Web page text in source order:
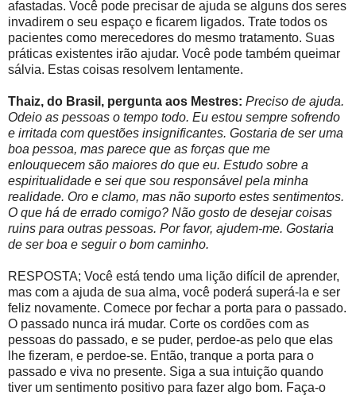
afastadas. Você pode precisar de ajuda se alguns dos seres
invadirem o seu espaço e ficarem ligados. Trate todos os
pacientes como merecedores do mesmo tratamento. Suas
práticas existentes irão ajudar. Você pode também queimar
sálvia. Estas coisas resolvem lentamente.
Thaiz, do Brasil, pergunta aos Mestres: Preciso de ajuda.
Odeio as pessoas o tempo todo. Eu estou sempre sofrendo
e irritada com questões insignificantes. Gostaria de ser uma
boa pessoa, mas parece que as forças que me
enlouquecem são maiores do que eu. Estudo sobre a
espiritualidade e sei que sou responsável pela minha
realidade. Oro e clamo, mas não suporto estes sentimentos.
O que há de errado comigo? Não gosto de desejar coisas
ruins para outras pessoas. Por favor, ajudem-me. Gostaria
de ser boa e seguir o bom caminho.
RESPOSTA; Você está tendo uma lição difícil de aprender,
mas com a ajuda de sua alma, você poderá superá-la e ser
feliz novamente. Comece por fechar a porta para o passado.
O passado nunca irá mudar. Corte os cordões com as
pessoas do passado, e se puder, perdoe-as pelo que elas
lhe fizeram, e perdoe-se. Então, tranque a porta para o
passado e viva no presente. Siga a sua intuição quando
tiver um sentimento positivo para fazer algo bom. Faça-o